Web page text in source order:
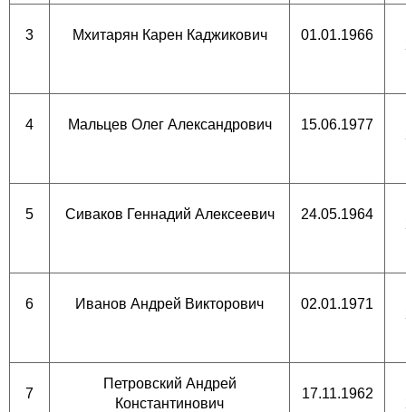
3 Мхитарян Карен Каджикович 01.01.1966
4 Мальцев Олег Александрович 15.06.1977
5 Сиваков Геннадий Алексеевич 24.05.1964
6 Иванов Андрей Викторович 02.01.1971
7
Петровский Андрей
Константинович
17.11.1962